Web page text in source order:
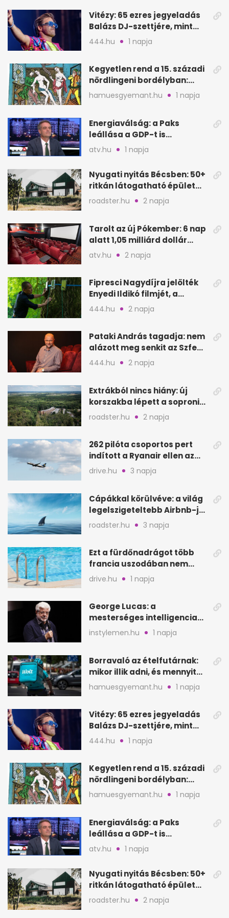
Vitézy: 65 ezres jegyeladás
Balázs DJ-szettjére, mint
metró nélküli Puskás-meccs
444.hu 1 napja
Kegyetlen rend a 15. századi
nördlingeni bordélyban:
verés, éheztetés
hamuesgyemant.hu 1 napja
Energiaválság: a Paks
leállása a GDP-t is
megütheti, int az
Oeconomus
atv.hu 1 napja
Nyugati nyitás Bécsben: 50+
ritkán látogatható épület
nyílik meg
roadster.hu 2 napja
Tarolt az új Pókember: 6 nap
alatt 1,05 milliárd dollár
bevétel
atv.hu 2 napja
Fipresci Nagydíjra jelölték
Enyedi Ildikó filmjét, a
Csendes barátot
444.hu 2 napja
Pataki András tagadja: nem
alázott meg senkit az Szfe
felvételijén
444.hu 2 napja
Extrákból nincs hiány: új
korszakba lépett a soproni
Fagus Hotel
roadster.hu 2 napja
262 pilóta csoportos pert
indított a Ryanair ellen az
Egyesült Királyságban
drive.hu 3 napja
Cápákkal körülvéve: a világ
legelszigeteltebb Airbnb-je
a nyílt tengeren
roadster.hu 3 napja
Ezt a fürdőnadrágot több
francia uszodában nem
fogadják el
drive.hu 1 napja
George Lucas: a
mesterséges intelligencia
lehet Hollywood következő
lépése
instylemen.hu 1 napja
Borravaló az ételfutárnak:
mikor illik adni, és mennyit
rendeléskor?
hamuesgyemant.hu 1 napja
Vitézy: 65 ezres jegyeladás
Balázs DJ-szettjére, mint
metró nélküli Puskás-meccs
444.hu 1 napja
Kegyetlen rend a 15. századi
nördlingeni bordélyban:
verés, éheztetés
hamuesgyemant.hu 1 napja
Energiaválság: a Paks
leállása a GDP-t is
megütheti, int az
Oeconomus
atv.hu 1 napja
Nyugati nyitás Bécsben: 50+
ritkán látogatható épület
nyílik meg
roadster.hu 2 napja